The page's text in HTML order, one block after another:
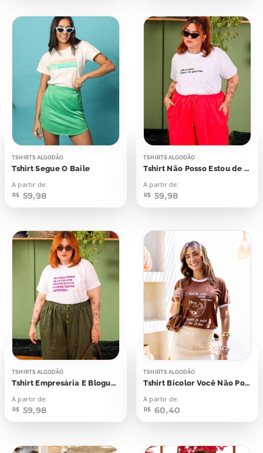
TSHIRTS ALGODÃO
Tshirt Segue O Baile
A partir de:
R$ 59,98
TSHIRTS ALGODÃO
Tshirt Não Posso Estou de Plantão
A partir de:
R$ 59,98
TSHIRTS ALGODÃO
Tshirt Empresária E Blogueira E vendedora
A partir de:
R$ 59,98
TSHIRTS ALGODÃO
Tshirt Bicolor Você Não Pode Derrubar
A partir de:
R$ 60,40